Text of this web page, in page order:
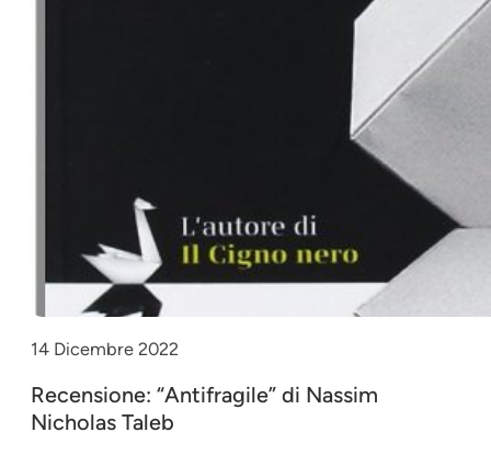
14 Dicembre 2022
Recensione: “Antifragile” di Nassim
Nicholas Taleb